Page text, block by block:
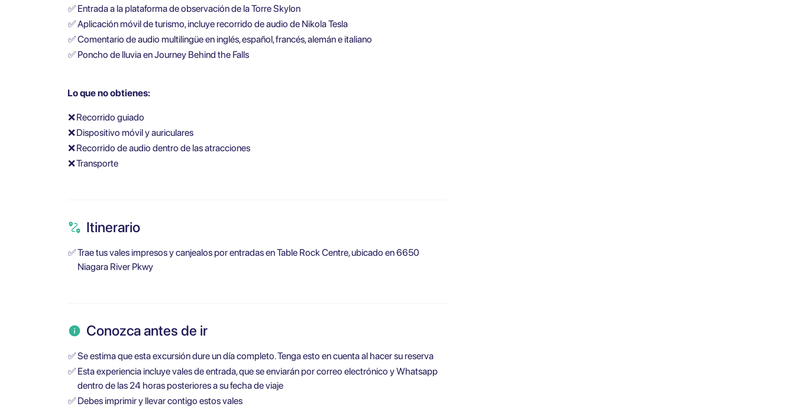
✅ Entrada a la plataforma de observación de la Torre Skylon
✅Aplicación móvil de turismo, incluye recorrido de audio de Nikola Tesla
✅Comentario de audio multilingüe en inglés, español, francés, alemán e italiano
✅ Poncho de lluvia en Journey Behind the Falls
Lo que no obtienes:
❌Recorrido guiado
❌Dispositivo móvil y auriculares
❌Recorrido de audio dentro de las atracciones
❌Transporte
Itinerario
✅Trae tus vales impresos y canjealos por entradas en Table Rock Centre, ubicado en 6650
Niagara River Pkwy
Conozca antes de ir
✅Se estima que esta excursión dure un día completo. Tenga esto en cuenta al hacer su reserva
✅ Esta experiencia incluye vales de entrada, que se enviarán por correo electrónico y Whatsapp
dentro de las 24 horas posteriores a su fecha de viaje
✅ Debes imprimir y llevar contigo estos vales